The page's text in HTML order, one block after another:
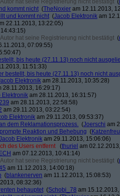
hat seine Registrierung nicht bestätigt (
kommt nicht (TheNoxier am 12.11.2013,
und kommt nicht (Jacob Elektronik am
22.11.2013, 13:22:05)
hat seine Registrierung nicht bestätigt (
07:09:55)
bis heute (27.11.13) noch nicht
11:51:33)
bestellt, bis heute (27.11.13) noch nicht
Elektronik am 28.11.2013, 10:35:28)
28.11.2013, 16:29:17)
Elektronik am 28.11.2013, 16:31:57)
am 28.11.2013, 22:58:58)
am 29.11.2013, 03:22:54)
Elektronik am 29.11.2013, 09:53:37)
dem Reklamationsprozess. (Joerschi am
Reaktion und Behebung (
Elektronik am 29.11.2013, 15:06:06)
des Users entfernt (thuriel am
am 07.12.2013, 10:41:14)
hat seine Registrierung nicht bestätigt (
am 11.12.2013, 14:00:18)
(blankenerven am 11.12.2013, 15:08:53)
08:32:36)
behauptet (Schobi_78 am